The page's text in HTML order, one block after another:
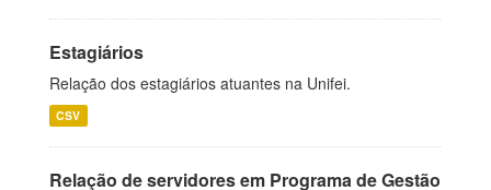
Estagiários
Relação dos estagiários atuantes na Unifei.
CSV
Relação de servidores em Programa de Gestão